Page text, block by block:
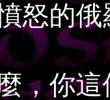
的俄
你這